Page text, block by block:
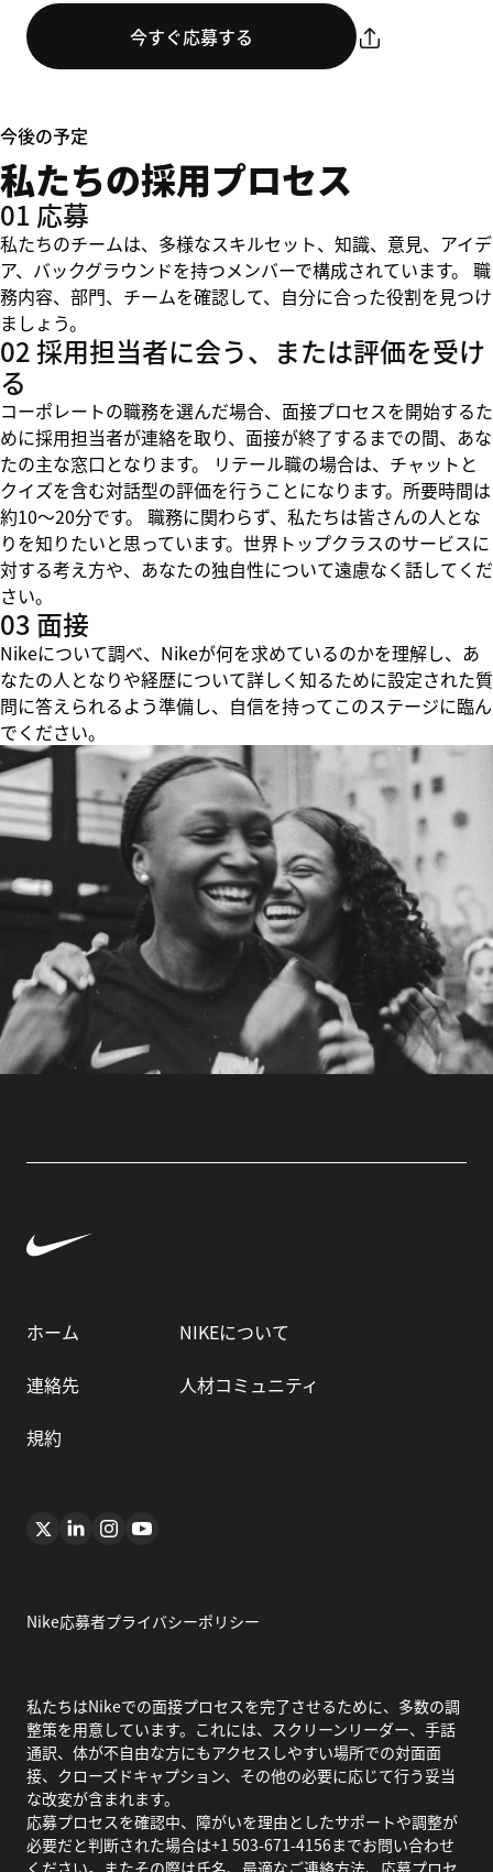
今すぐ応募する
今後の予定
私たちの採用プロセス
01 応募
私たちのチームは、多様なスキルセット、知識、意見、アイデ
ア、バックグラウンドを持つメンバーで構成されています。 職
務内容、部門、チームを確認して、自分に合った役割を見つけ
ましょう。
02 採用担当者に会う、または評価を受け
る
コーポレートの職務を選んだ場合、面接プロセスを開始するた
めに採用担当者が連絡を取り、面接が終了するまでの間、あな
たの主な窓口となります。 リテール職の場合は、チャットと
クイズを含む対話型の評価を行うことになります。所要時間は
約10～20分です。 職務に関わらず、私たちは皆さんの人とな
りを知りたいと思っています。世界トップクラスのサービスに
対する考え方や、あなたの独自性について遠慮なく話してくだ
さい。
03 面接
Nikeについて調べ、Nikeが何を求めているのかを理解し、あ
なたの人となりや経歴について詳しく知るために設定された質
問に答えられるよう準備し、自信を持ってこのステージに臨ん
でください。
ホーム
NIKEについて
連絡先
人材コミュニティ
規約
Nike応募者プライバシーポリシー
私たちはNikeでの面接プロセスを完了させるために、多数の調
整策を用意しています。これには、スクリーンリーダー、手話
通訳、体が不自由な方にもアクセスしやすい場所での対面面
接、クローズドキャプション、その他の必要に応じて行う妥当
な改変が含まれます。
応募プロセスを確認中、障がいを理由としたサポートや調整が
必要だと判断された場合は+1 503-671-4156までお問い合わせ